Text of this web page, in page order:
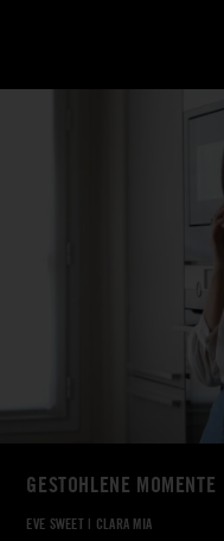
GESTOHLENE MOMENTE
EVE SWEET| CLARA MIA